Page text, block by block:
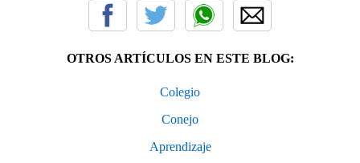
OTROS ARTÍCULOS EN ESTE BLOG:
Colegio
Conejo
Aprendizaje